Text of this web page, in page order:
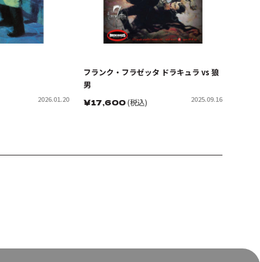
2026.01.20
フランク・フラゼッタ ドラキュラ vs 狼
男
￥17,600(税込) 2025.09.16